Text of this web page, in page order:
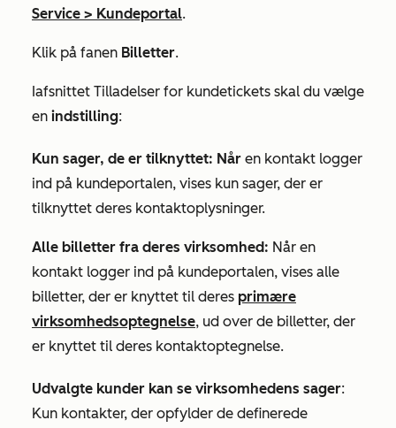
Service > Kundeportal.
Klik på fanen Billetter.
Iafsnittet Tilladelser for kundetickets skal du vælge
en indstilling:
Kun sager, de er tilknyttet: Når en kontakt logger
ind på kundeportalen, vises kun sager, der er
tilknyttet deres kontaktoplysninger.
Alle billetter fra deres virksomhed: Når en
kontakt logger ind på kundeportalen, vises alle
billetter, der er knyttet til deres primære
virksomhedsoptegnelse, ud over de billetter, der
er knyttet til deres kontaktoptegnelse.
Udvalgte kunder kan se virksomhedens sager:
Kun kontakter, der opfylder de definerede